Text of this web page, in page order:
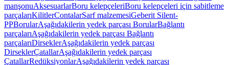
manşonuAksesuarlarBoru kelepçeleriBoru kelepçeleri için sabitleme
parçalarıKilitlerContalarSarf malzemesiGeberit Silent-
PPBorularAşağıdakilerin yedek parçası BorularBağlantı
parçalarıAşağıdakilerin yedek parçası Bağlantı
parçalarıDirseklerAşağıdakilerin yedek parçası
DirseklerÇatallarAşağıdakilerin yedek parçası
ÇatallarRedüksiyonlarAşağıdakilerin yedek parçası